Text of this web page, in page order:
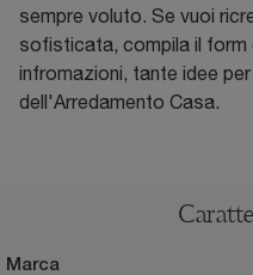
sempre voluto. Se vuoi
sofisticata, compila il form
infromazioni, tante idee
dell'Arredamento Casa.
Marca